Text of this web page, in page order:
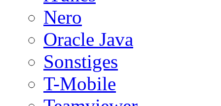
Nero
Oracle Java
Sonstiges
T-Mobile